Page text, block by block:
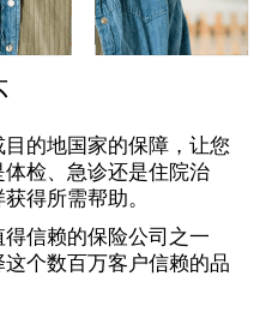
的地国家的保障，让您
检、急诊还是住院治
得所需帮助。
信赖的保险公司之一
个数百万客户信赖的品